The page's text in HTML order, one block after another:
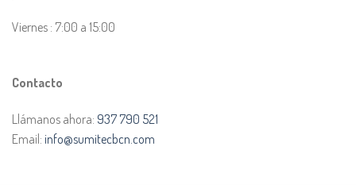
Viernes : 7:00 a 15:00
Contacto
Llámanos ahora: 937 790 521
Email: info@sumitecbcn.com